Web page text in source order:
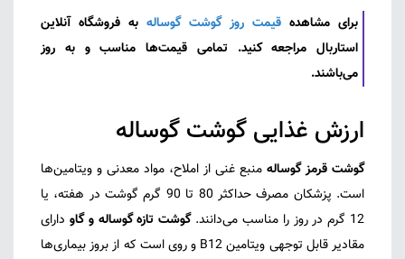
برای مشاهده قیمت روز گوشت گوساله به فروشگاه آنلاین
استاربال مراجعه کنید. تمامی قیمت‌ها مناسب و به روز
می‌باشند.
ارزش غذایی گوشت گوساله
گوشت قرمز گوساله منبع غنی از املاح، مواد معدنی و ویتامین‌ها
است. پزشکان مصرف حداکثر 80 تا 90 گرم گوشت در هفته، یا
12 گرم در روز را مناسب می‌‌دانند.
گوشت تازه گوساله و گاو دارای
مقادیر قابل توجهی ویتامین B12 و روی است که از بروز بیماری‌ها